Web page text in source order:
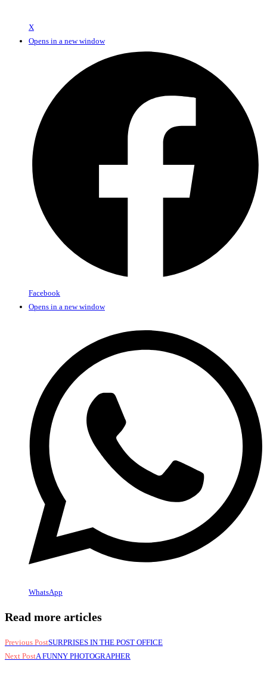
X
Opens in a new window
Facebook
Opens in a new window
WhatsApp
Read more articles
Previous PostSURPRISES IN THE POST OFFICE
Next PostA FUNNY PHOTOGRAPHER